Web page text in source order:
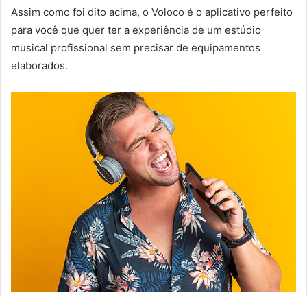
Assim como foi dito acima, o Voloco é o aplicativo perfeito
para você que quer ter a experiência de um estúdio
musical profissional sem precisar de equipamentos
elaborados.